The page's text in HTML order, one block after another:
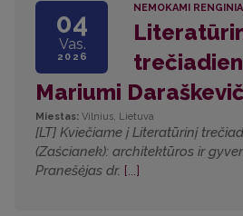
04
Vas.
2026
NEMOKAMI
Mariumi
Miestas: Vilnius, Lietuva
[LT] Kviečiame į Literatūrinį
(Zaścianek): architektūros ir
Pranešėjas dr. [...]